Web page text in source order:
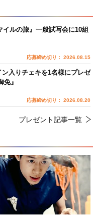
イルの旅』一般試写会に10組
応募締め切り： 2026.08.15
入りチェキを1名様にプレゼ
』
応募締め切り： 2026.08.20
プレゼント記事一覧